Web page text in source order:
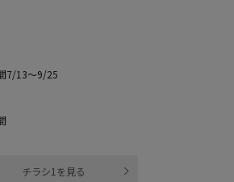
7/13～9/25
チラシ1を見る